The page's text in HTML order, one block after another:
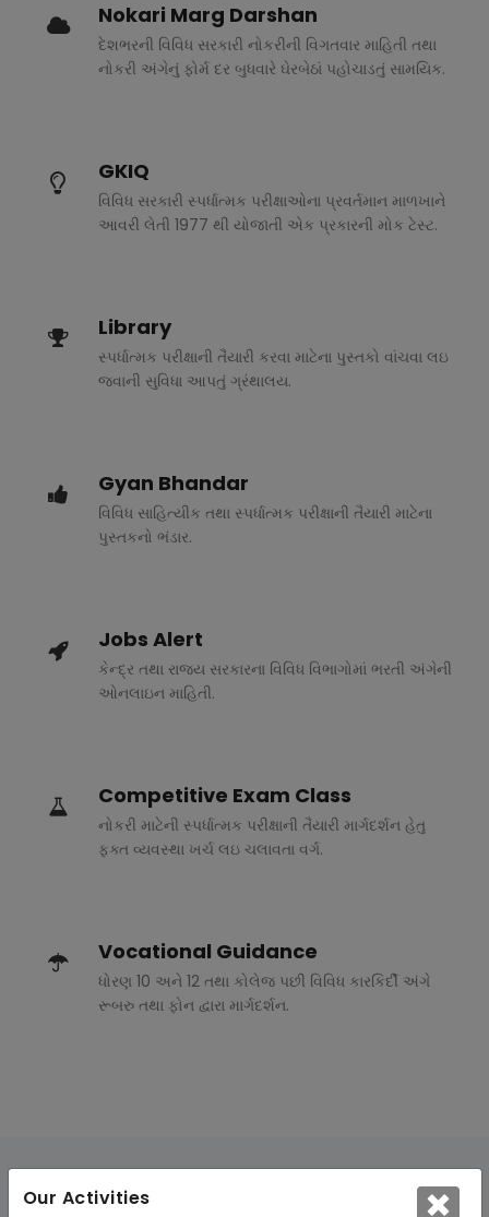
Our Activities
Nokari Marg Darshan
દેશભરની વિવિધ સરકારી નોકરીની વિગતવાર માહિતી તથા
નોકરી અંગેનું ફોર્મ દર બુધવારે ઘેરબેઠાં પહોચાડતું સામયિક.
GKIQ
વિવિધ સરકારી સ્પર્ધાત્મક પરીક્ષાઓના પ્રવર્તમાન માળખાને
આવરી લેતી 1977 થી યોજાતી એક પ્રકારની મોક ટેસ્ટ.
Library
સ્પર્ધાત્મક પરીક્ષાની તૈયારી કરવા માટેના પુસ્તકો વાંચવા લઇ
જવાની સુવિધા આપતું ગ્રંથાલય.
Gyan Bhandar
વિવિધ સાહિત્યીક તથા સ્પર્ધાત્મક પરીક્ષાની તૈયારી માટેના
પુસ્તકનો ભંડાર.
Jobs Alert
કેન્દ્ર તથા રાજ્ય સરકારના વિવિધ વિભાગોમાં ભરતી અંગેની
ઓનલાઇન માહિતી.
Competitive Exam Class
નોકરી માટેની સ્પર્ધાત્મક પરીક્ષાની તૈયારી માર્ગદર્શન હેતુ
ફક્ત વ્યવસ્થા ખર્ચ લઇ ચલાવતા વર્ગ.
Vocational Guidance
ધોરણ 10 અને 12 તથા કોલેજ પછી વિવિધ કારકિર્દી અંગે
રૂબરુ તથા ફોન દ્વારા માર્ગદર્શન.